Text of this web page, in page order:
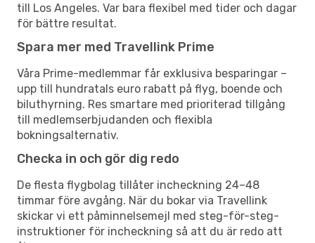
till Los Angeles. Var bara flexibel med tider och dagar
för bättre resultat.
Spara mer med Travellink Prime
Våra Prime-medlemmar får exklusiva besparingar –
upp till hundratals euro rabatt på flyg, boende och
biluthyrning. Res smartare med prioriterad tillgång
till medlemserbjudanden och flexibla
bokningsalternativ.
Checka in och gör dig redo
De flesta flygbolag tillåter incheckning 24–48
timmar före avgång. När du bokar via Travellink
skickar vi ett påminnelsemejl med steg-för-steg-
instruktioner för incheckning så att du är redo att